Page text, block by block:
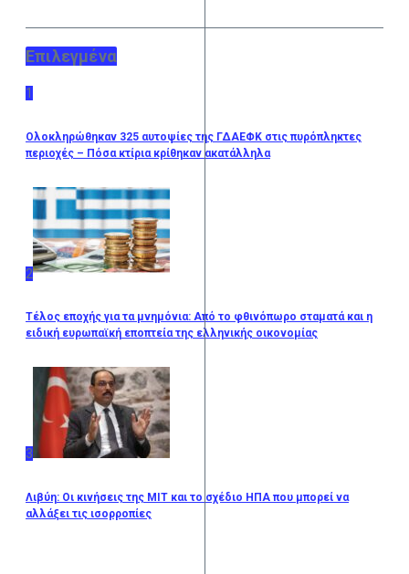
Επιλεγμένα
1
Ολοκληρώθηκαν 325 αυτοψίες της ΓΔΑΕΦΚ στις πυρόπληκτες
περιοχές – Πόσα κτίρια κρίθηκαν ακατάλληλα
2
Τέλος εποχής για τα μνημόνια: Από το φθινόπωρο σταματά και η
ειδική ευρωπαϊκή εποπτεία της ελληνικής οικονομίας
3
Λιβύη: Οι κινήσεις της ΜΙΤ και το σχέδιο ΗΠΑ που μπορεί να
αλλάξει τις ισορροπίες